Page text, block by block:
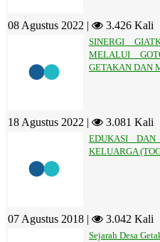
08 Agustus 2022 | 3.426 Kali
SINERGI
MELALUI
GETAKAN DAN
18 Agustus 2022 | 3.081 Kali
EDUKASI
KELUARGA
07 Agustus 2018 | 3.042 Kali
Sejarah Desa